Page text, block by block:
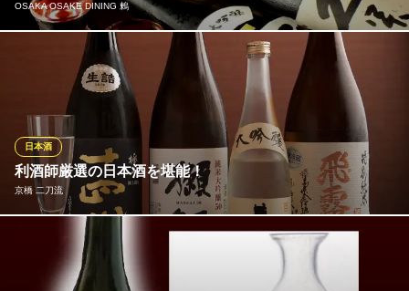
OSAKA OSAKE DINING 鶫
鶇の料理に合う日本酒、お客様に合った日本酒をご提案させて頂
きます！お気軽にご相談下さい！！ プレミア日本酒もございます
☆『十四代』『而今』『飛露喜』などなど
OSAKA OSAKE DINING 鶫
朝引き鶏×たこ焼き
ＪＲ京橋駅 徒歩3分
大阪府大阪市都島区東野田町2-2-20 永井ビル2F
利酒師厳選の日本酒を堪能！
京橋 二刀流
日本酒
四季折々の創作料理と合わせて、利酒師厳選の日本酒はいかがで
すか？当店のオーナーは、出来上がりの時期に現地へ赴くほどの
日本酒好き。常備しているだけでも「新政」や「醸し人九平次」